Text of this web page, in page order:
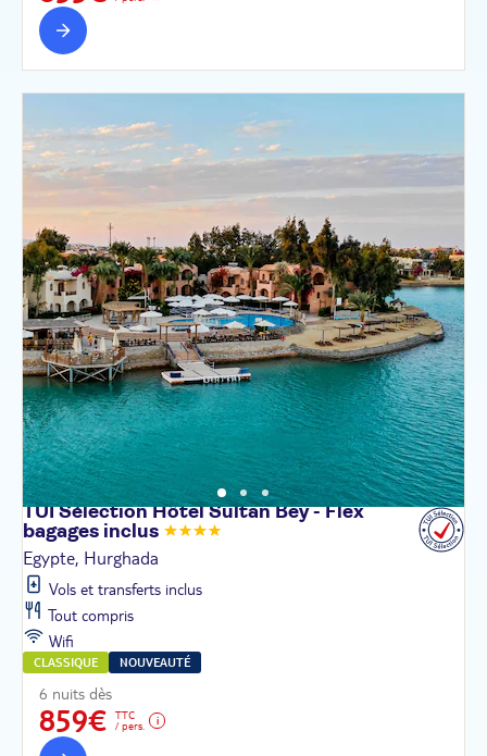
TUI Sélection Hôtel Sultan Bey - Flex
bagages inclus
Egypte, Hurghada
Vols et transferts inclus
Tout compris
Wifi
CLASSIQUE NOUVEAUTÉ
6 nuits dès
859€
TTC
/ pers.